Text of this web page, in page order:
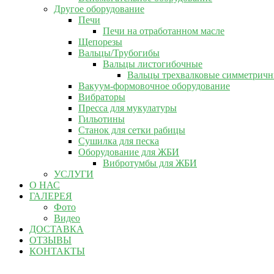
Другое оборудование
Печи
Печи на отработанном масле
Щепорезы
Вальцы/Трубогибы
Вальцы листогибочные
Вальцы трехвалковые
Вакуум-формовочное оборудование
Вибраторы
Пресса для мукулатуры
Гильотины
Станок для сетки рабицы
Сушилка для песка
Оборудование для ЖБИ
Вибротумбы для ЖБИ
УСЛУГИ
О НАС
ГАЛЕРЕЯ
Фото
Видео
ДОСТАВКА
ОТЗЫВЫ
КОНТАКТЫ